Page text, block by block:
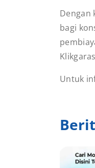
Dengan
bagi
Untuk